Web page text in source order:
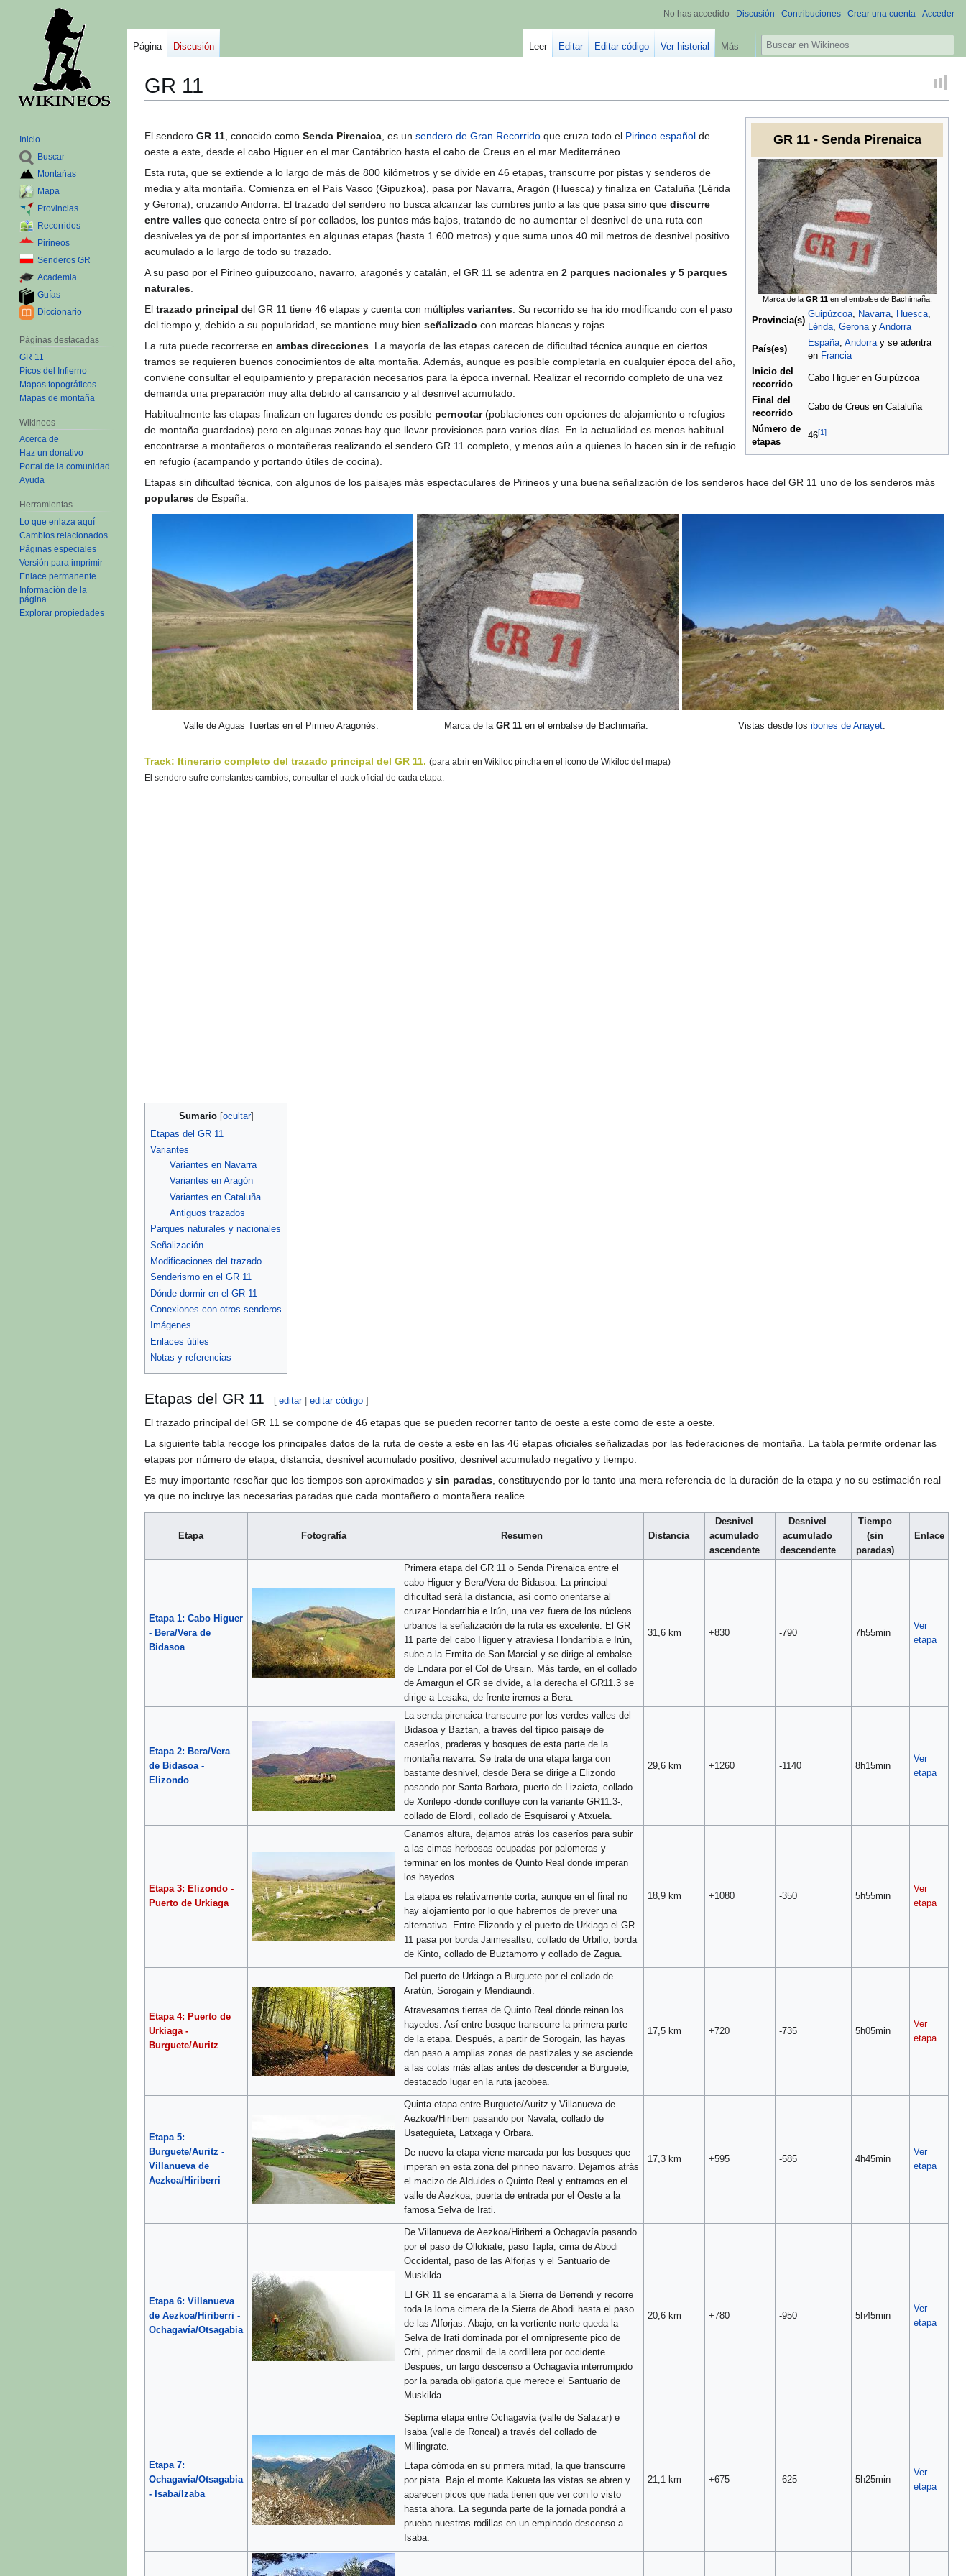
GR 11
a
la
navegación
a
la
búsqueda
GR 11 - Senda Pirenaica
Marca de la GR 11en el embalse de Bachimaña.
Provincia(s)
Guipúzcoa Navarra Huesca
Lérida Gerona y Andorra
País(es)
España Andorra y se adentra
en Francia
Inicio del
recorrido
Cabo Higuer en Guipúzcoa
Final del
recorrido
Cabo de Creus en Cataluña
Número de
etapas
46[1]
El sendero GR 11, conocido como Senda Pirenaica, es un sendero de Gran Recorrido que cruza todo el Pirineo español de
oeste a este, desde el cabo Higuer en el mar Cantábrico hasta el cabo de Creus en el mar Mediterráneo.
Esta ruta, que se extiende a lo largo de más de 800 kilómetros y se divide en 46 etapas, transcurre por pistas y senderos de
media y alta montaña. Comienza en el País Vasco (Gipuzkoa), pasa por Navarra, Aragón (Huesca) y finaliza en Cataluña (Lérida
y Gerona), cruzando Andorra. El trazado del sendero no busca alcanzar las cumbres junto a las que pasa sino que discurre
entre valles que conecta entre sí por collados, los puntos más bajos, tratando de no aumentar el desnivel de una ruta con
desniveles ya de por sí importantes en algunas etapas (hasta 1 600 metros) y que suma unos 40 mil metros de desnivel positivo
acumulado a lo largo de todo su trazado.
A su paso por el Pirineo guipuzcoano, navarro, aragonés y catalán, el GR 11 se adentra en 2 parques nacionales y 5 parques
naturales.
El trazado principal del GR 11 tiene 46 etapas y cuenta con múltiples variantes. Su recorrido se ha ido modificando con el paso
del tiempo y, debido a su popularidad, se mantiene muy bien señalizado con marcas blancas y rojas.
La ruta puede recorrerse en ambas direcciones. La mayoría de las etapas carecen de dificultad técnica aunque en ciertos
tramos se requieren buenos conocimientos de alta montaña. Además, aunque es posible completarla en cualquier época del año,
conviene consultar el equipamiento y preparación necesarios para la época invernal. Realizar el recorrido completo de una vez
demanda una preparación muy alta debido al cansancio y al desnivel acumulado.
Habitualmente las etapas finalizan en lugares donde es posible pernoctar(poblaciones con opciones de alojamiento o refugios
de montaña guardados) pero en algunas zonas hay que llevar provisiones para varios días. En la actualidad es menos habitual
encontrarse a montañeros o montañeras realizando el sendero GR 11 completo, y menos aún a quienes lo hacen sin ir de refugio
en refugio (acampando y portando útiles de cocina).
Etapas sin dificultad técnica, con algunos de los paisajes más espectaculares de Pirineos y una buena señalización de los senderos hace del GR 11 uno de los senderos más
populares de España.
Valle de Aguas Tuertas en el Pirineo Aragonés. Marca de laGR 11 en el embalse de Bachimaña. Vistas desde losibones de Anayet.
Track: Itinerario completo del trazado principal del GR 11. (para abrir en Wikiloc pincha en el icono de Wikiloc del mapa)
El sendero sufre constantes cambios, consultar el track oficial de cada etapa.
Sumario
Etapas del GR 11
Variantes
Variantes en Navarra
Variantes en Aragón
Variantes en Cataluña
Antiguos trazados
Parques naturales y nacionales
Señalización
Modificaciones del trazado
Senderismo en el GR 11
Dónde dormir en el GR 11
Conexiones con otros senderos
Imágenes
Enlaces útiles
Notas y referencias
Etapas del GR 11 [ editar|editar código ]
El trazado principal del GR 11 se compone de 46 etapas que se pueden recorrer tanto de oeste a este como de este a oeste.
La siguiente tabla recoge los principales datos de la ruta de oeste a este en las 46 etapas oficiales señalizadas por las federaciones de montaña. La tabla permite ordenar las
etapas por número de etapa, distancia, desnivel acumulado positivo, desnivel acumulado negativo y tiempo.
Es muy importante reseñar que los tiempos son aproximados y sin paradas , constituyendo por lo tanto una mera referencia de la duración de la etapa y no su estimación real
ya que no incluye las necesarias paradas que cada montañero o montañera realice.
Etapa Fotografía Resumen Distancia
Desnivel
acumulado
ascendente
Desnivel
acumulado
descendente
Tiempo
(sin
paradas)
Enlace
Etapa 1: Cabo Higuer
- Bera/Vera de
Bidasoa
Primera etapa del GR 11 o Senda Pirenaica entre el
cabo Higuer y Bera/Vera de Bidasoa. La principal
dificultad será la distancia, así como orientarse al
cruzar Hondarribia e Irún, una vez fuera de los núcleos
urbanos la señalización de la ruta es excelente. El GR
11 parte del cabo Higuer y atraviesa Hondarribia e Irún,
sube a la Ermita de San Marcial y se dirige al embalse
de Endara por el Col de Ursain. Más tarde, en el collado
de Amargun el GR se divide, a la derecha el GR11.3 se
dirige a Lesaka, de frente iremos a Bera.
31,6 km +830 -790 7h55min
Ver
etapa
Etapa 2: Bera/Vera
de Bidasoa -
Elizondo
La senda pirenaica transcurre por los verdes valles del
Bidasoa y Baztan, a través del típico paisaje de
caseríos, praderas y bosques de esta parte de la
montaña navarra. Se trata de una etapa larga con
bastante desnivel, desde Bera se dirige a Elizondo
pasando por Santa Barbara, puerto de Lizaieta, collado
de Xorilepo -donde confluye con la variante GR11.3-,
collado de Elordi, collado de Esquisaroi y Atxuela.
29,6 km +1260 -1140 8h15min
Ver
etapa
Etapa 3: Elizondo -
Puerto de Urkiaga
Ganamos altura, dejamos atrás los caseríos para subir
a las cimas herbosas ocupadas por palomeras y
terminar en los montes de Quinto Real donde imperan
los hayedos.
La etapa es relativamente corta, aunque en el final no
hay alojamiento por lo que habremos de prever una
alternativa. Entre Elizondo y el puerto de Urkiaga el GR
11 pasa por borda Jaimesaltsu, collado de Urbillo, borda
de Kinto, collado de Buztamorro y collado de Zagua.
18,9 km +1080 -350 5h55min
Ver
etapa
Etapa 4: Puerto de
Urkiaga -
Burguete/Auritz
Del puerto de Urkiaga a Burguete por el collado de
Aratún, Sorogain y Mendiaundi.
Atravesamos tierras de Quinto Real dónde reinan los
hayedos. Así entre bosque transcurre la primera parte
de la etapa. Después, a partir de Sorogain, las hayas
dan paso a amplias zonas de pastizales y se asciende
a las cotas más altas antes de descender a Burguete,
destacado lugar en la ruta jacobea.
17,5 km +720 -735 5h05min
Ver
etapa
Etapa 5:
Burguete/Auritz -
Villanueva de
Aezkoa/Hiriberri
Quinta etapa entre Burguete/Auritz y Villanueva de
Aezkoa/Hiriberri pasando por Navala, collado de
Usateguieta, Latxaga y Orbara.
De nuevo la etapa viene marcada por los bosques que
imperan en esta zona del pirineo navarro. Dejamos atrás
el macizo de Alduides o Quinto Real y entramos en el
valle de Aezkoa, puerta de entrada por el Oeste a la
famosa Selva de Irati.
17,3 km +595 -585 4h45min
Ver
etapa
Etapa 6: Villanueva
de Aezkoa/Hiriberri -
Ochagavía/Otsagabia
De Villanueva de Aezkoa/Hiriberri a Ochagavía pasando
por el paso de Ollokiate, paso Tapla, cima de Abodi
Occidental, paso de las Alforjas y el Santuario de
Muskilda.
El GR 11 se encarama a la Sierra de Berrendi y recorre
toda la loma cimera de la Sierra de Abodi hasta el paso
de las Alforjas. Abajo, en la vertiente norte queda la
Selva de Irati dominada por el omnipresente pico de
Orhi, primer dosmil de la cordillera por occidente.
Después, un largo descenso a Ochagavía interrumpido
por la parada obligatoria que merece el Santuario de
Muskilda.
20,6 km +780 -950 5h45min
Ver
etapa
Etapa 7:
Ochagavía/Otsagabia
- Isaba/Izaba
Séptima etapa entre Ochagavía (valle de Salazar) e
Isaba (valle de Roncal) a través del collado de
Millingrate.
Etapa cómoda en su primera mitad, la que transcurre
por pista. Bajo el monte Kakueta las vistas se abren y
aparecen picos que nada tienen que ver con lo visto
hasta ahora. La segunda parte de la jornada pondrá a
prueba nuestras rodillas en un empinado descenso a
Isaba.
21,1 km +675 -625 5h25min
Ver
etapa
No has accedido Discusión Contribuciones Crear una cuenta Acceder
Página Discusión Leer Editar Editar código Ver historial Más
B
u
a
r
Inicio
Buscar
Montañas
Mapa
Provincias
Recorridos
Pirineos
Senderos GR
Academia
Guías
Diccionario
Páginas destacadas
GR 11
Picos del Infierno
Mapas topográficos
Mapas de montaña
Wikineos
Acerca de
Haz un donativo
Portal de la comunidad
Ayuda
Herramientas
Lo que enlaza aquí
Cambios relacionados
Páginas especiales
Versión para imprimir
Enlace permanente
Información de la
página
Explorar propiedades